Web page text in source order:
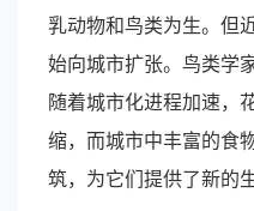
乳动物和鸟类为生。但
始向城市扩张。鸟类学
随着城市化进程加速，
缩，而城市中丰富的食
筑，为它们提供了新的